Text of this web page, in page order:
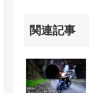
関連記事